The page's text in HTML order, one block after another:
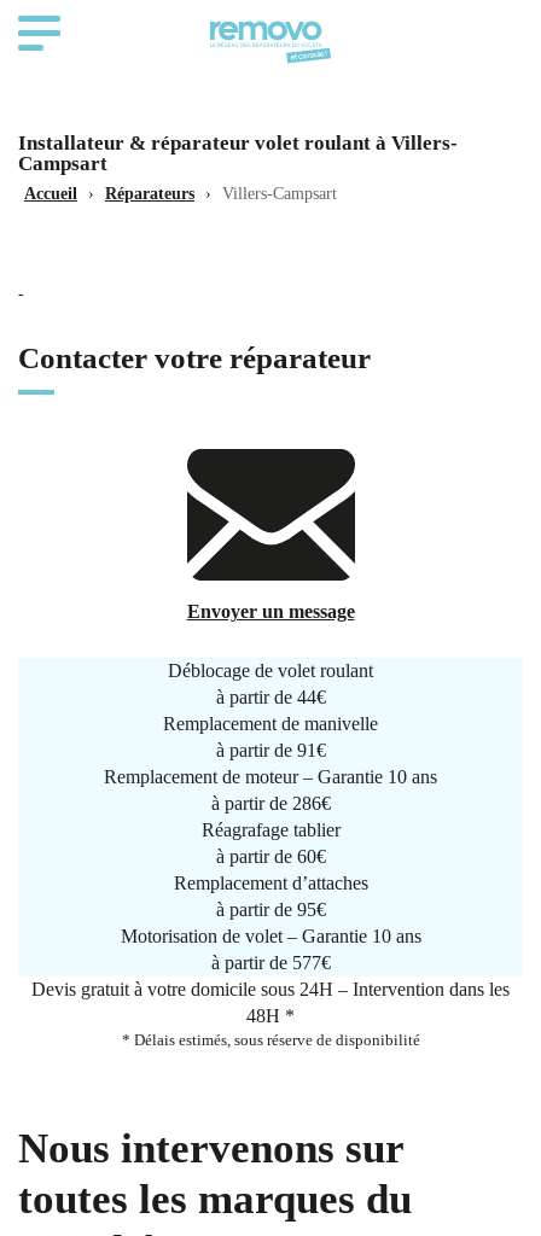
Installateur & réparateur volet roulant à Villers-
Campsart
Accueil › Réparateurs › Villers-Campsart
-
Contacter votre réparateur
Envoyer un message
Déblocage de volet roulant
à partir de 44€
Remplacement de manivelle
à partir de 91€
Remplacement de moteur – Garantie 10 ans
à partir de 286€
Réagrafage tablier
à partir de 60€
Remplacement d’attaches
à partir de 95€
Motorisation de volet – Garantie 10 ans
à partir de 577€
Devis gratuit à votre domicile sous 24H – Intervention dans les
48H *
* Délais estimés, sous réserve de disponibilité
Nous intervenons sur
toutes les marques du